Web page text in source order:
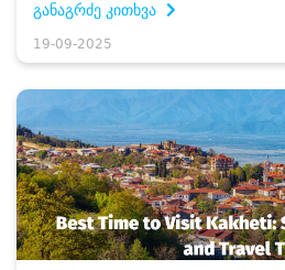
განაგრძე კითხვა
19-09-2025